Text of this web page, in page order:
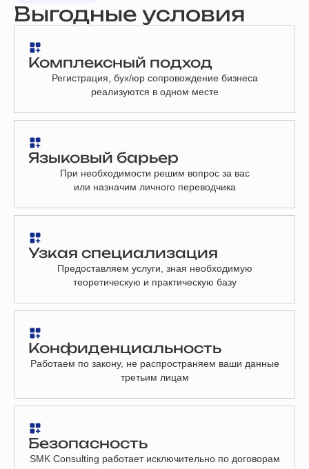
Выгодные условия
Комплексный подход
Регистрация, бух/юр сопровождение бизнеса
реализуются в одном месте
Языковый барьер
При необходимости решим вопрос за вас
или назначим личного переводчика
Узкая специализация
Предоставляем услуги, зная необходимую
теоретическую и практическую базу
Конфиденциальность
Работаем по закону, не распространяем ваши данные
третьим лицам
Безопасность
SMK Consulting работает исключительно по договорам